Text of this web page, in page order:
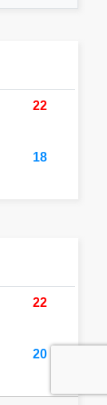
22
18
22
20